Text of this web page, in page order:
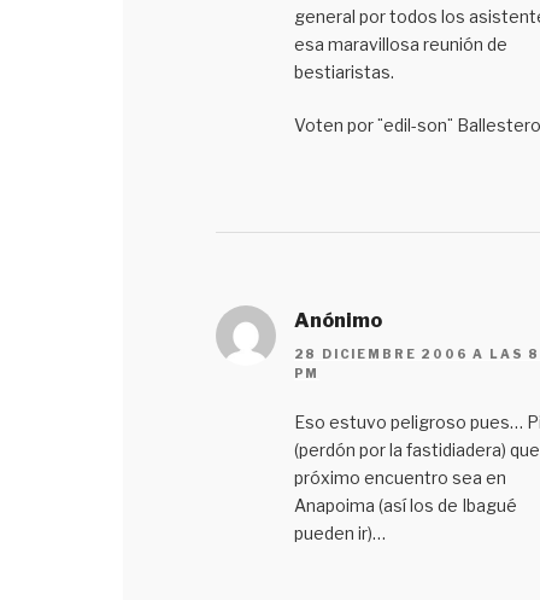
general por todos los
esa maravillosa reunión de
bestiaristas.
Voten por ¨edil-son¨
Anónimo
28 DICIEMBRE 2006 A LAS
PM
Eso estuvo peligroso pues…
(perdón por la fastidiadera)
próximo encuentro sea en
Anapoima (así los de Ibagué
pueden ir)…